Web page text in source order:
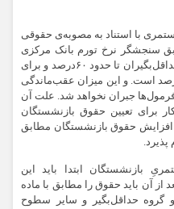
که مستمری با استناد به مصوبه‌ی حقوقی
سنجشگر نرخ تورم بانک مرکزی
عقب‌ماندگی حقوق از نرخ تورم برای حداقل‌بگیران تا حدود ۶۰درصد و برای
سطوح از ۱۵ درصد تاحدود ۱۱۰ درصد است. و این میزان عقب‌ماندگی
جبران نخواهد شد. علت آن
برای تعیین حقوق بازنشستگان
حقوق بازنشستگان مطابق
بازنشستگان ابتدا باید این
کرد و بعد از آن باید حقوق را مطابق با ماده
دو گروه حداقل‌بگیر و سایر سطوح